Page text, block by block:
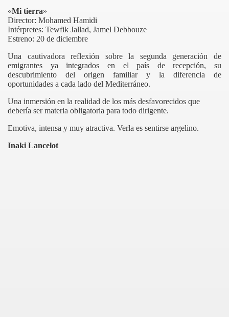
«Mi tierra»
Director: Mohamed Hamidi
Intérpretes: Tewfik Jallad, Jamel Debbouze
Estreno: 20 de diciembre
Una cautivadora reflexión sobre la segunda generación de
emigrantes ya integrados en el país de recepción, su
descubrimiento del origen familiar y la diferencia de
oportunidades a cada lado del Mediterráneo.
Una inmersión en la realidad de los más desfavorecidos que
debería ser materia obligatoria para todo dirigente.
Emotiva, intensa y muy atractiva. Verla es sentirse argelino.
Inaki Lancelot